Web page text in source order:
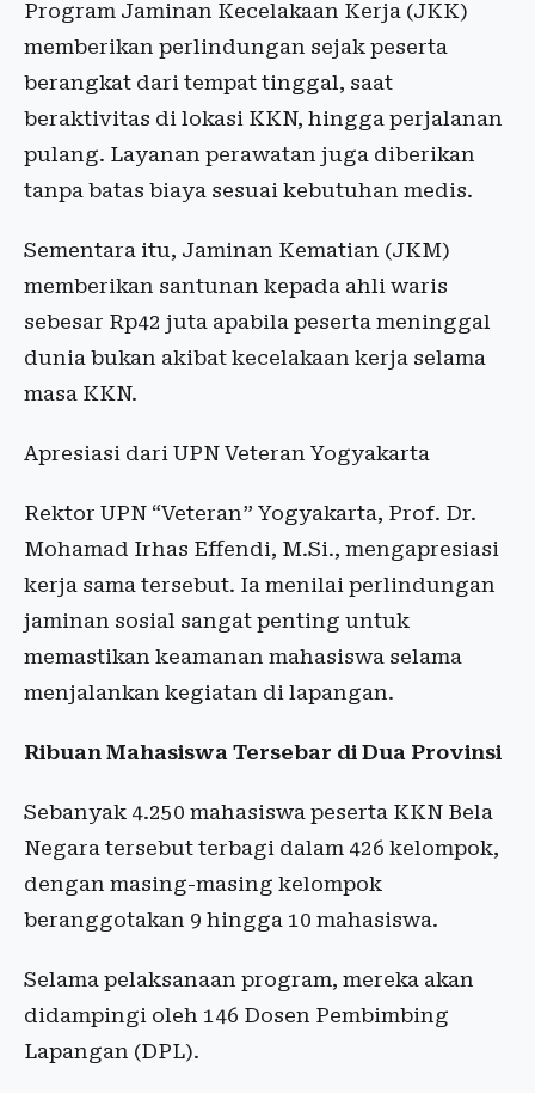
Program Jaminan Kecelakaan Kerja (JKK)
memberikan perlindungan sejak peserta
berangkat dari tempat tinggal, saat
beraktivitas di lokasi KKN, hingga perjalanan
pulang. Layanan perawatan juga diberikan
tanpa batas biaya sesuai kebutuhan medis.
Sementara itu, Jaminan Kematian (JKM)
memberikan santunan kepada ahli waris
sebesar Rp42 juta apabila peserta meninggal
dunia bukan akibat kecelakaan kerja selama
masa KKN.
Apresiasi dari UPN Veteran Yogyakarta
Rektor UPN “Veteran” Yogyakarta, Prof. Dr.
Mohamad Irhas Effendi, M.Si., mengapresiasi
kerja sama tersebut. Ia menilai perlindungan
jaminan sosial sangat penting untuk
memastikan keamanan mahasiswa selama
menjalankan kegiatan di lapangan.
Ribuan Mahasiswa Tersebar di Dua Provinsi
Sebanyak 4.250 mahasiswa peserta KKN Bela
Negara tersebut terbagi dalam 426 kelompok,
dengan masing-masing kelompok
beranggotakan 9 hingga 10 mahasiswa.
Selama pelaksanaan program, mereka akan
didampingi oleh 146 Dosen Pembimbing
Lapangan (DPL).